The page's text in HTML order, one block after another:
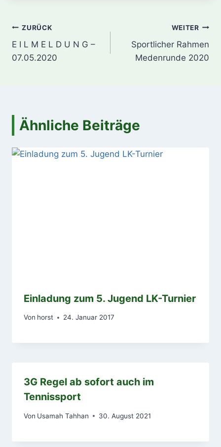
Beitragsnavigation
ZURÜCK
E I L M E L D U N G –
07.05.2020
WEITER
Sportlicher Rahmen
Medenrunde 2020
Ähnliche Beiträge
Einladung zum 5. Jugend LK-Turnier
Von horst 24. Januar 2017
3G Regel ab sofort auch im
Tennissport
Von Usamah Tahhan 30. August 2021